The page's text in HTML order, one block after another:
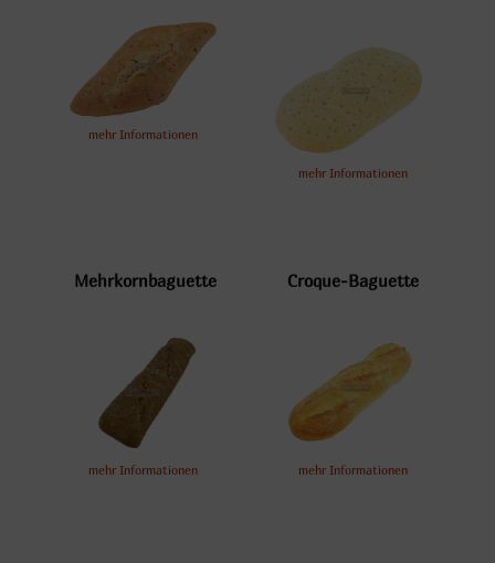
mehr Informationen
mehr Informationen
Mehrkornbaguette
mehr Informationen
Croque-Baguette
mehr Informationen